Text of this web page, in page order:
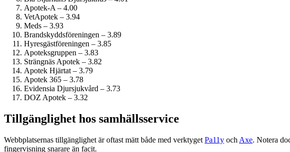
Apotek-A – 4.00
VetApotek – 3.94
Meds – 3.93
Brandskyddsföreningen – 3.89
Hyresgästföreningen – 3.85
Apoteksgruppen – 3.83
Strängnäs Apotek – 3.82
Apotek Hjärtat – 3.79
Apotek 365 – 3.78
Evidensia Djursjukvård – 3.73
DOZ Apotek – 3.32
Tillgänglighet hos samhälls­service
Webbplatsernas tillgänglighet är oftast mätt både med verktyget Pa11y och Axe. Notera
fingervisning snarare än facit.